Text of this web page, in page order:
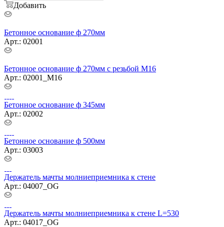
Добавить
Бетонное основание ф 270мм
Арт.: 02001
Бетонное основание ф 270мм с резьбой М16
Арт.: 02001_M16
Бетонное основание ф 345мм
Арт.: 02002
Бетонное основание ф 500мм
Арт.: 03003
Держатель мачты молниеприемника к стене
Арт.: 04007_OG
Держатель мачты молниеприемника к стене L=530
Арт.: 04017_OG